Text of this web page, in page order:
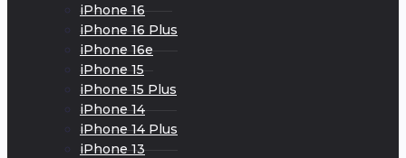
iPhone 16
iPhone 16 Plus
iPhone 16e
iPhone 15
iPhone 15 Plus
iPhone 14
iPhone 14 Plus
iPhone 13